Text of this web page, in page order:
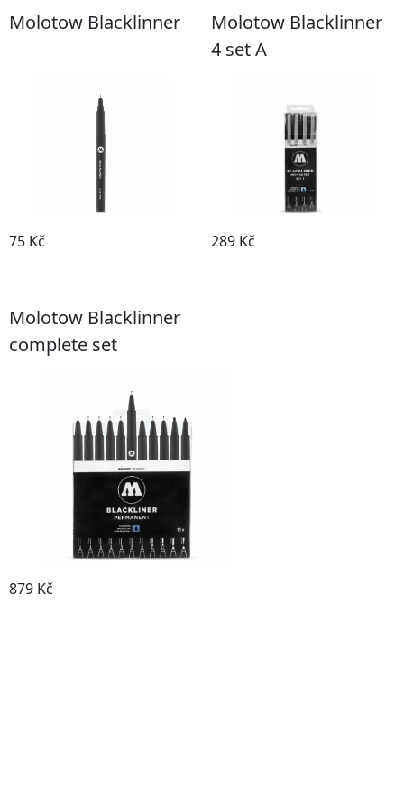
Molotow Blacklinner
75 Kč
Molotow Blacklinner
4 set A
289 Kč
Molotow Blacklinner
complete set
879 Kč